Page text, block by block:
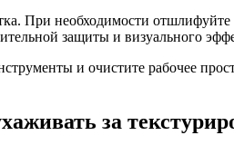
При необходимости отшлифуйте
защиты и визуального
и очистите рабочее
за